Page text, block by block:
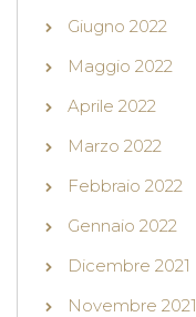
Giugno 2022
Maggio 2022
Aprile 2022
Marzo 2022
Febbraio 2022
Gennaio 2022
Dicembre 2021
Novembre 2021